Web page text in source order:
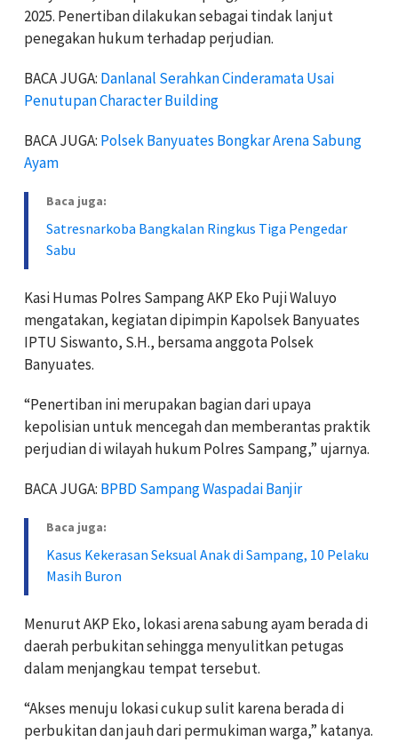
2025. Penertiban dilakukan sebagai tindak lanjut
penegakan hukum terhadap perjudian.
BACA JUGA: Danlanal Serahkan Cinderamata Usai
Penutupan Character Building
BACA JUGA: Polsek Banyuates Bongkar Arena Sabung
Ayam
Baca juga:
Satresnarkoba Bangkalan Ringkus Tiga Pengedar
Sabu
Kasi Humas Polres Sampang AKP Eko Puji Waluyo
mengatakan, kegiatan dipimpin Kapolsek Banyuates
IPTU Siswanto, S.H., bersama anggota Polsek
Banyuates.
“Penertiban ini merupakan bagian dari upaya
kepolisian untuk mencegah dan memberantas praktik
perjudian di wilayah hukum Polres Sampang,” ujarnya.
BACA JUGA: BPBD Sampang Waspadai Banjir
Baca juga:
Kasus Kekerasan Seksual Anak di Sampang, 10 Pelaku
Masih Buron
Menurut AKP Eko, lokasi arena sabung ayam berada di
daerah perbukitan sehingga menyulitkan petugas
dalam menjangkau tempat tersebut.
“Akses menuju lokasi cukup sulit karena berada di
perbukitan dan jauh dari permukiman warga,” katanya.